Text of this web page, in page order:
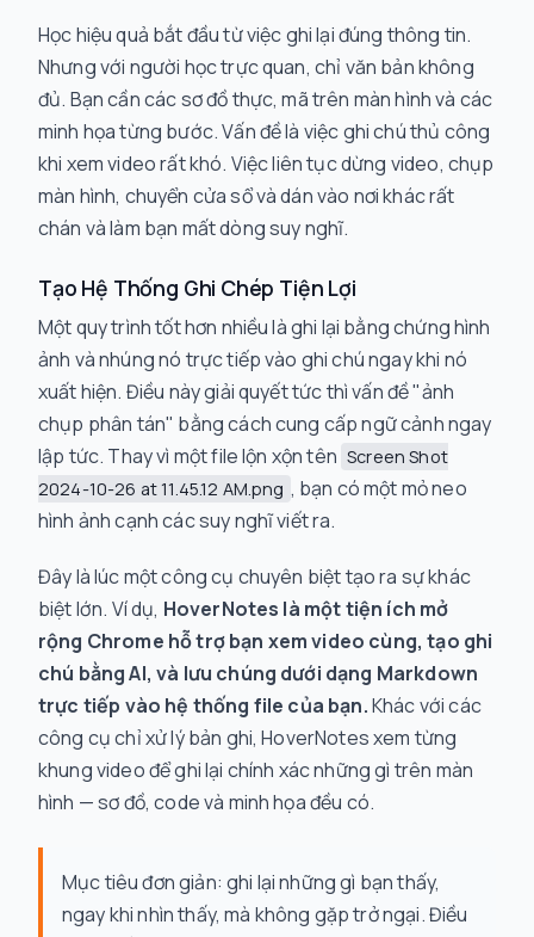
Học hiệu quả bắt đầu từ việc ghi lại đúng thông tin.
Nhưng với người học trực quan, chỉ văn bản không
đủ. Bạn cần các sơ đồ thực, mã trên màn hình và các
minh họa từng bước. Vấn đề là việc ghi chú thủ công
khi xem video rất khó. Việc liên tục dừng video, chụp
màn hình, chuyển cửa sổ và dán vào nơi khác rất
chán và làm bạn mất dòng suy nghĩ.
Tạo Hệ Thống Ghi Chép Tiện Lợi
Một quy trình tốt hơn nhiều là ghi lại bằng chứng hình
ảnh và nhúng nó trực tiếpvào ghi chú ngay khi nó
xuất hiện. Điều này giải quyết tức thì vấn đề "ảnh
chụp phân tán" bằng cách cung cấp ngữ cảnh ngay
lập tức. Thay vì một file lộn xộn tên Screen Shot
2024-10-26 at 11.45.12 AM.png , bạn có một mỏ neo
hình ảnh cạnh các suy nghĩ viết ra.
Đây là lúc một công cụ chuyên biệt tạo ra sự khác
biệt lớn. Ví dụ, HoverNotes là một tiện ích mở
rộng Chrome hỗ trợ bạn xem video cùng, tạo ghi
chú bằng AI, và lưu chúng dưới dạng Markdown
trực tiếp vào hệ thống file của bạn.Khác với các
công cụ chỉ xử lý bản ghi, HoverNotes xem từng
khung video để ghi lại chính xác những gì trên màn
hình — sơ đồ, code và minh họa đều có.
Mục tiêu đơn giản: ghi lại những gì bạn thấy,
ngay khi nhìn thấy, mà không gặp trở ngại. Điều